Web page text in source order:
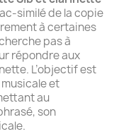
similé de la copie
à certaines
pas à
répondre aux
L’objectif est
et
au
son